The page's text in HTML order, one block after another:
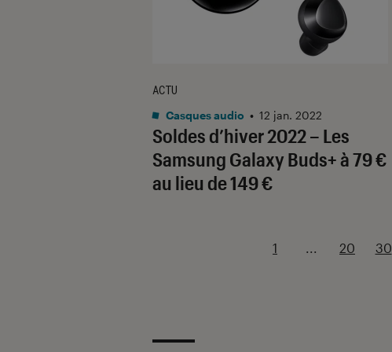
Soldes d’hiver 2022 – Les
Samsung Galaxy Buds+ à 79 €
au lieu de 149 €
ACTU
Casques audio • 12 jan. 2022
1 ... 20 30